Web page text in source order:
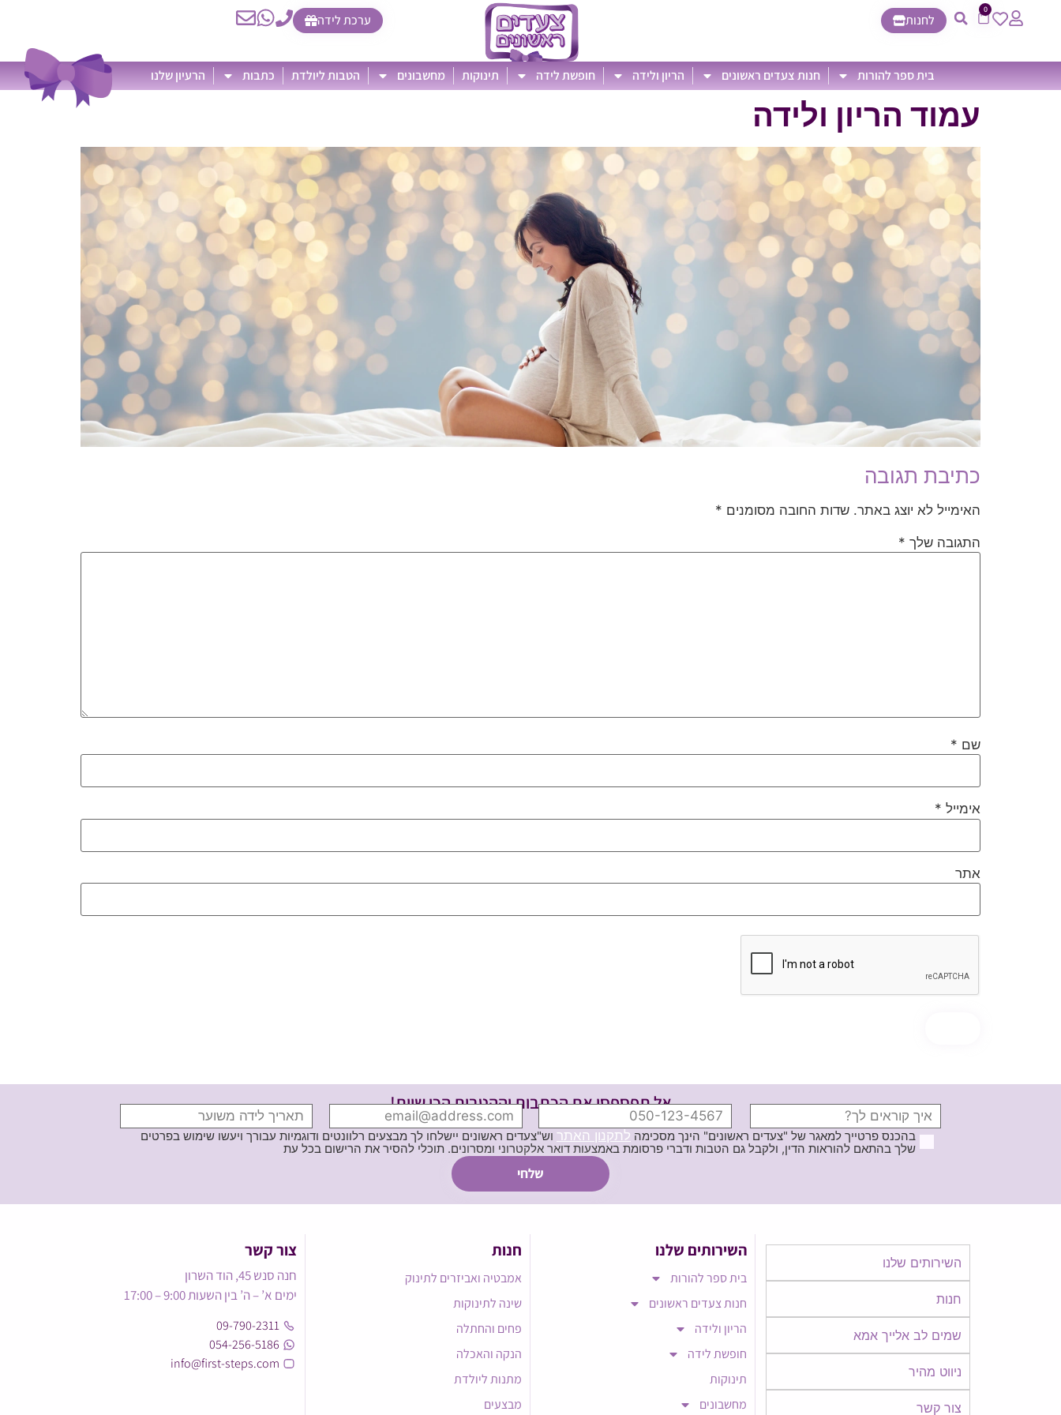
0
לחנות ערכת לידה
בית ספר להורות חנות צעדים ראשונים הריון ולידה חופשת לידה תינוקות מחשבונים הטבות ליולדת כתבות הרעיון שלנו
עמוד הריון ולידה
כתיבת תגובה
האימייל לא יוצג באתר. שדות החובה מסומנים *
התגובה שלך *
שם *
אימייל *
אתר
אל תפספסי את הכתבות וההטבות הכי שוות!
בהכנס פרטייך למאגר של "צעדים ראשונים" הינך מסכימה לתקנון האתר וש"צעדים ראשונים יישלחו לך מבצעים רלוונטים ודוגמיות עבורך ויעשו שימוש בפרטים
שלך בהתאם להוראות הדין, ולקבל גם הטבות ודברי פרסומת באמצעות דואר אלקטרוני ומסרונים. תוכלי להסיר את הרישום בכל עת
השירותים שלנו
חנות
שמים לב אלייך אמא​​
ניווט מהיר
צור קשר
השירותים שלנו
בית ספר להורות
חנות צעדים ראשונים
הריון ולידה
חופשת לידה
תינוקות
מחשבונים
חנות
אמבטיה ואביזרים לתינוק
שינה לתינוקות
פחים והחתלה
הנקה והאכלה
מתנות ליולדת
מבצעים
צור קשר
חנה סנש 45, הוד השרון
ימים א’ – ה’ בין השעות 9:00 – 17:00
09-790-2311
054-256-5186
info@first-steps.com